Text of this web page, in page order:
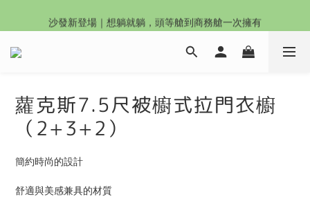
沙發新登場｜想躺就躺，頭等艙到商務艙一次擁有
沙發新登場｜想躺就躺，頭等艙到商務艙一次擁有
奶油沙發8折起！手刀下單 舒適與溫暖同步到手！
沙發新登場｜想躺就躺，頭等艙到商務艙一次擁有
蘿克斯7.5尺被櫥式拉門衣櫥
（2+3+2）
簡約時尚的設計
舒適與美感兼具的材質